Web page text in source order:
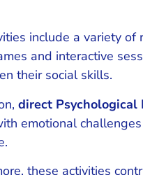
include a variety of
and interactive
their social skills.
direct Psychological
emotional
these activities